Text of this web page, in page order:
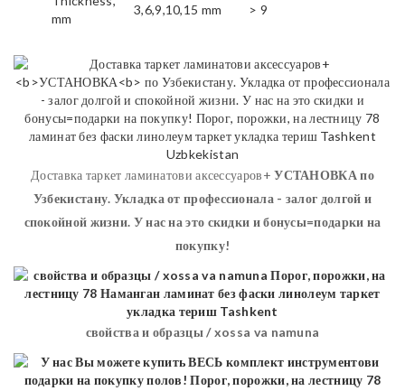
mm
3,6,9,10,15 mm > 9
Доставка таркет ламинатови аксессуаров+УСТАНОВКАпо
Узбекистану. Укладка от профессионала - залог долгой и
спокойной жизни. У нас на это скидки и бонусы=подарки на
покупку!
свойства и образцы / xossa va namuna